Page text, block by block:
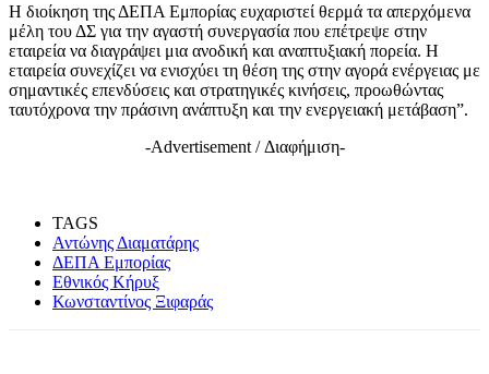
Η διοίκηση της ΔΕΠΑ Εμπορίας ευχαριστεί θερμά τα απερχόμενα
μέλη του ΔΣ για την αγαστή συνεργασία που επέτρεψε στην
εταιρεία να διαγράψει μια ανοδική και αναπτυξιακή πορεία. Η
εταιρεία συνεχίζει να ενισχύει τη θέση της στην αγορά ενέργειας με
σημαντικές επενδύσεις και στρατηγικές κινήσεις, προωθώντας
ταυτόχρονα την πράσινη ανάπτυξη και την ενεργειακή μετάβαση”.
-Advertisement / Διαφήμιση-
TAGS
Αντώνης Διαματάρης
ΔΕΠΑ Εμπορίας
Εθνικός Κήρυξ
Κωνσταντίνος Ξιφαράς